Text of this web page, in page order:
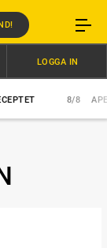
8/8 APEX
LOGGA IN